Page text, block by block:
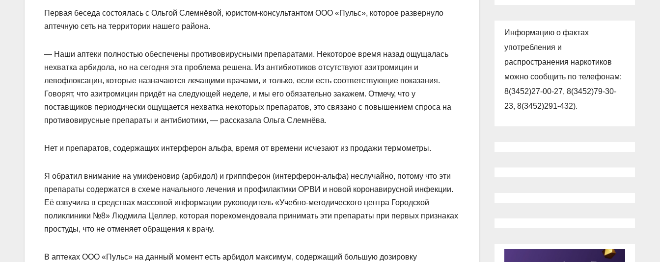
Первая беседа состоялась с Ольгой Слемнёвой, юристом-консультантом ООО «Пульс», которое развернуло
аптечную сеть на территории нашего района.
— Наши аптеки полностью обеспечены противовирусными препаратами. Некоторое время назад ощущалась
нехватка арбидола, но на сегодня эта проблема решена. Из антибиотиков отсутствуют азитромицин и
левофлоксацин, которые назначаются лечащими врачами, и только, если есть соответствующие показания.
Говорят, что азитромицин придёт на следующей неделе, и мы его обязательно закажем. Отмечу, что у
поставщиков периодически ощущается нехватка некоторых препаратов, это связано с повышением спроса на
противовирусные препараты и антибиотики, — рассказала Ольга Слемнёва.
Нет и препаратов, содержащих интерферон альфа, время от времени исчезают из продажи термометры.
Я обратил внимание на умифеновир (арбидол) и гриппферон (интерферон-альфа) неслучайно, потому что эти
препараты содержатся в схеме начального лечения и профилактики ОРВИ и новой коронавирусной инфекции.
Её озвучила в средствах массовой информации руководитель «Учебно-методического центра Городской
поликлиники №8» Людмила Целлер, которая порекомендовала принимать эти препараты при первых признаках
простуды, что не отменяет обращения к врачу.
В аптеках ООО «Пульс» на данный момент есть арбидол максимум, содержащий большую дозировку
Информацию о фактах
употребления и
распространения наркотиков
можно сообщить по телефонам:
8(3452)27-00-27, 8(3452)79-30-
23, 8(3452)291-432).